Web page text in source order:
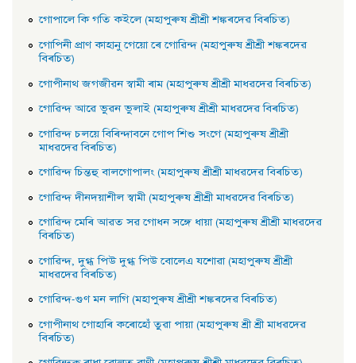
গােপালে কি গতি কইলে (মহাপুৰুষ শ্ৰীশ্ৰী শঙ্কৰদেৱ বিৰচিত)
গােপিনী প্রাণ কাহানু গেয়ো ৰে গােৱিন্দ (মহাপুৰুষ শ্ৰীশ্ৰী শঙ্কৰদেৱ
বিৰচিত)
গােপীনাথ জগজীৱন স্বামী ৰাম (মহাপুৰুষ শ্ৰীশ্ৰী মাধৱদেৱ বিৰচিত)
গােৱিন্দ আৱে ভুৱন ভুলাই (মহাপুৰুষ শ্ৰীশ্ৰী মাধৱদেৱ বিৰচিত)
গােৱিন্দ চলয়ে বিৰিন্দাবনে গােপ শিশু সংগে (মহাপুৰুষ শ্ৰীশ্ৰী
মাধৱদেৱ বিৰচিত)
গােৱিন্দ চিন্তহু বালগােপালং (মহাপুৰুষ শ্ৰীশ্ৰী মাধৱদেৱ বিৰচিত)
গােৱিন্দ দীনদয়াশীল স্বামী (মহাপুৰুষ শ্ৰীশ্ৰী মাধৱদেৱ বিৰচিত)
গােৱিন্দ মেৰি আৱত সৱ গােধন সঙ্গে ধায়া (মহাপুৰুষ শ্ৰীশ্ৰী মাধৱদেৱ
বিৰচিত)
গােৱিন্দ, দুগ্ধ পিউ দুগ্ধ পিউ বােলেএ যশােৱা (মহাপুৰুষ শ্ৰীশ্ৰী
মাধৱদেৱ বিৰচিত)
গােৱিন্দ-গুণ মন লাগি (মহাপুৰুষ শ্ৰীশ্ৰী শঙ্কৰদেৱ বিৰচিত)
গােপীনাথ গােহাৰি কৰােহোঁ তুৱা পায়া (মহাপুৰুষ শ্ৰী শ্ৰী মাধৱদেৱ
বিৰচিত)